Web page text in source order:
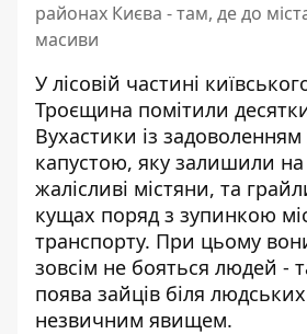
районах Києва - там, де до
масиви
У лісовій частині
Троєщина помітили
Вухастики із
капустою, яку залишили на
жалісливі містяни, та
кущах поряд з зупинкою
транспорту. При цьому
зовсім не бояться людей -
поява зайців біля
незвичним явищем.